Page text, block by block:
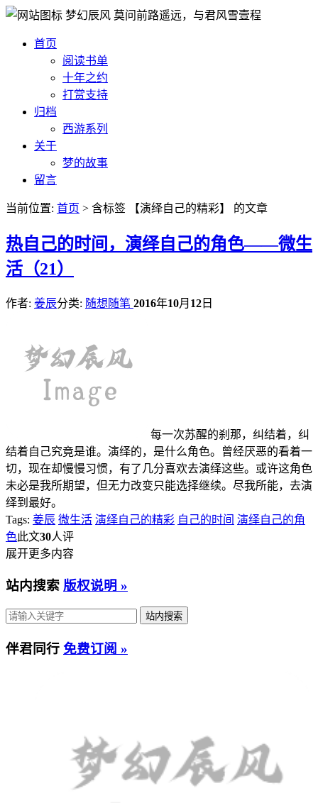
梦幻辰风 莫问前路遥远，与君风雪壹程
首页
阅读书单
十年之约
打赏支持
归档
西游系列
关于
梦的故事
留言
当前位置: 首页 > 含标签 【演绎自己的精彩】 的文章
热自己的时间，演绎自己的角色——微生
活（21）
作者: 姜辰分类: 随想随笔 2016年10月 12 日
每一次苏醒的刹那，纠结着，纠
结着自己究竟是谁。演绎的，是什么角色。曾经厌恶的看着一
切，现在却慢慢习惯，有了几分喜欢去演绎这些。或许这角色
未必是我所期望，但无力改变只能选择继续。尽我所能，去演
绎到最好。
Tags: 姜辰 微生活 演绎自己的精彩 自己的时间 演绎自己的角
色此文30人评
展开更多内容
站内搜索 版权说明 »
伴君同行 免费订阅 »